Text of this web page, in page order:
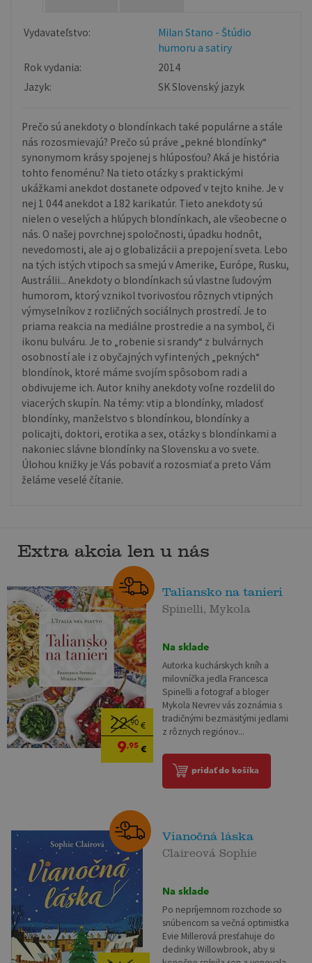
Vydavateľstvo:
Milan Stano - Štúdio
humoru a satiry
Rok vydania:
2014
Jazyk:
SK Slovenský jazyk
Prečo sú anekdoty o blondínkach také populárne a stále
nás rozosmievajú? Prečo sú práve „pekné blondínky“
synonymom krásy spojenej s hlúposťou? Aká je história
tohto fenoménu? Na tieto otázky s praktickými
ukážkami anekdot dostanete odpoveď v tejto knihe. Je v
nej 1 044 anekdot a 182 karikatúr. Tieto anekdoty sú
nielen o veselých a hlúpych blondínkach, ale všeobecne o
nás. O našej povrchnej spoločnosti, úpadku hodnôt,
nevedomosti, ale aj o globalizácii a prepojení sveta. Lebo
na tých istých vtipoch sa smejú v Amerike, Európe, Rusku,
Austrálii... Anekdoty o blondínkach sú vlastne ľudovým
humorom, ktorý vznikol tvorivosťou rôznych vtipných
výmyselníkov z rozličných sociálnych prostredí. Je to
priama reakcia na mediálne prostredie a na symbol, či
ikonu bulváru. Je to „robenie si srandy“ z bulvárnych
osobností ale i z obyčajných vyfintených „pekných“
blondínok, ktoré máme svojím spôsobom radi a
obdivujeme ich. Autor knihy anekdoty voľne rozdelil do
viacerých skupín. Na témy: vtip a blondínky, mladosť
blondínky, manželstvo s blondínkou, blondínky a
policajti, doktori, erotika a sex, otázky s blondínkami a
nakoniec slávne blondínky na Slovensku a vo svete.
Úlohou knižky je Vás pobaviť a rozosmiať a preto Vám
želáme veselé čítanie.
Extra akcia len u nás
22,90€
9,95€
Taliansko na tanieri
Spinelli, Mykola
Na sklade
Autorka kuchárskych kníh a
milovníčka jedla Francesca
Spinelli a fotograf a bloger
Mykola Nevrev vás zoznámia s
tradičnými bezmäsitými jedlami
z rôznych regiónov...
pridať do košíka
Vianočná láska
Claireová Sophie
Na sklade
Po nepríjemnom rozchode so
snúbencom sa večná optimistka
Evie Millerová presťahuje do
dedinky Willowbrook, aby si